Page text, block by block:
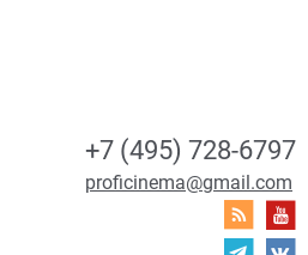
+7 (495) 728-6797
proficinema@gmail.com